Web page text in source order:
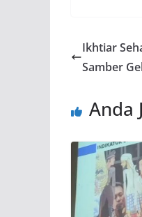
Ikhtiar
Samber
Anda